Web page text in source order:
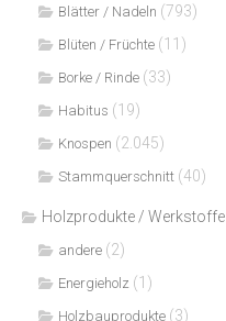
Blätter / Nadeln (793)
Blüten / Früchte (11)
Borke / Rinde (33)
Habitus (19)
Knospen (2.045)
Stammquerschnitt (40)
Holzprodukte / Werkstoffe
andere (2)
Energieholz (1)
Holzbauprodukte (3)